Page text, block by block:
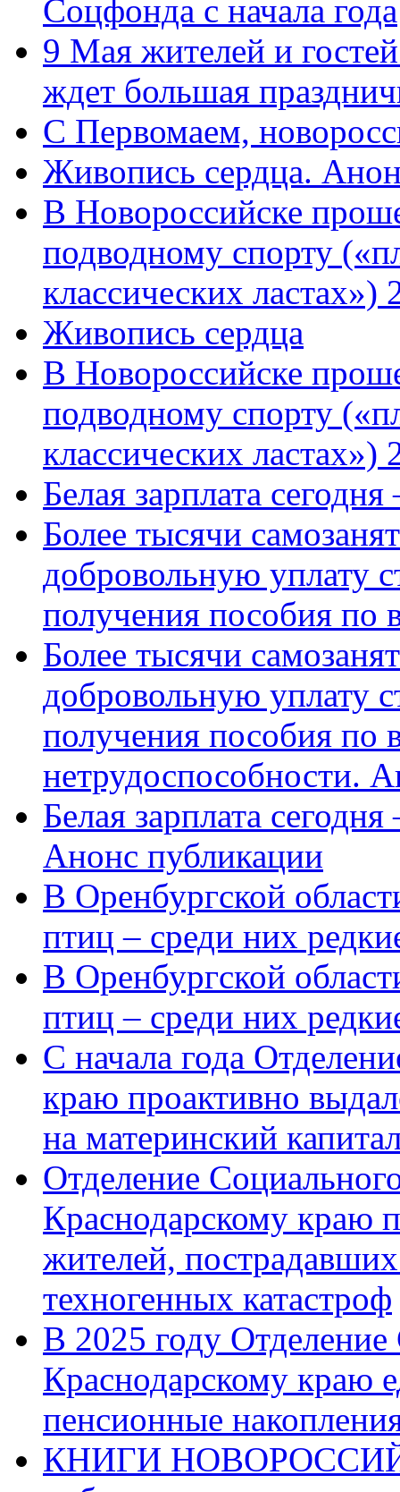
Соцфонда с начала года
9 Мая жителей и
ждет большая
C Первомаем,
Живопись сердца.
В Новороссийске
подводному спорту
классических
Живопись сердца
В Новороссийске
подводному спорту
классических ластах»)
Белая зарплата
Более тысячи
добровольную уплату
получения пособия по
Более тысячи
добровольную уплату
получения пособия по
нетрудоспособности.
Белая зарплата
Анонс публикации
В Оренбургской
птиц – среди них
В Оренбургской
птиц – среди них
С начала года
краю проактивно
на материнский
Отделение
Краснодарскому краю
жителей,
техногенных катастроф
В 2025 году
Краснодарскому краю
пенсионные
КНИГИ